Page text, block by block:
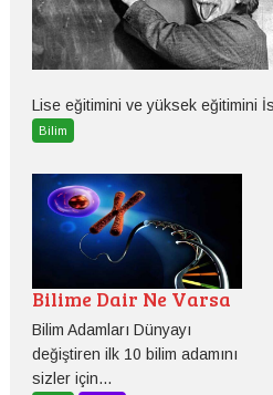
Lise eğitimini ve yüksek eğitimini
Bilim
Bilime Dair Ne Varsa
Bilim Adamları Dünyayı
değiştiren ilk 10 bilim adamını
sizler için...